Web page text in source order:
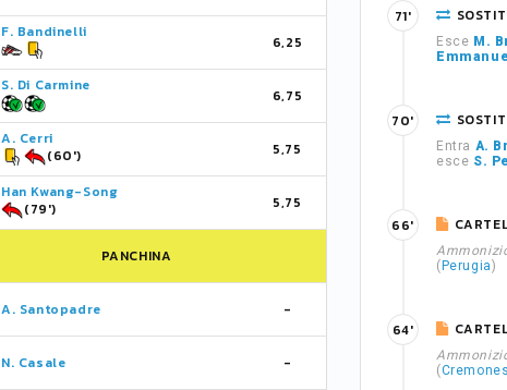
F. Bandinelli
6,25
S. Di Carmine
6,75
A. Cerri
(60')
5,75
Han Kwang-Song
(79')
5,75
PANCHINA
A. Santopadre -
N. Casale -
Esce M.
71'
Entra A.
esce S.
70'
( Perugia)
66'
(
64'